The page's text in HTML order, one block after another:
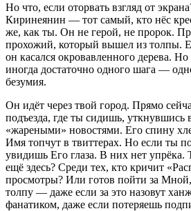
Но что, если оторвать взгляд от
Киринеянин — тот самый, кто нёс
же, как ты. Он не герой, не пророк.
прохожий, который вышел из толпы.
он касался окровавленного дерева.
иногда достаточно одного шага —
безумия.
Он идёт через твой город. Прямо
подъезда, где ты сидишь, уткнувшись
«жареными» новостями. Его спину
Имя топчут в твиттерах. Но если ты
увидишь Его глаза. В них нет упрёка.
ещё здесь? Среди тех, кто кричит
просмотры? Или готов пойти за
толпу — даже если за это назовут
фанатиком, даже если потеряешь